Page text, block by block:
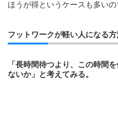
ほうが得というケースも多いの
フットワークが軽い人になる方
「長時間待つより、この時間
ないか」と考えてみる。